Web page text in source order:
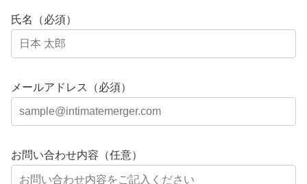
氏名（必須）
メールアドレス（必須）
お問い合わせ内容（任意）